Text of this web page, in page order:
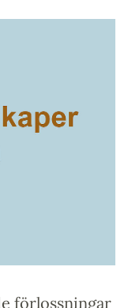
förlossningar